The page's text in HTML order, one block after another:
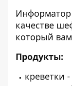
Информатор
качестве
который
Продукты:
креветки -